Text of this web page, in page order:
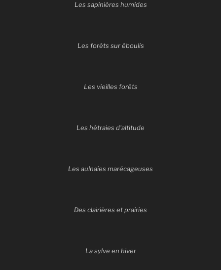
Les sapinières humides
Les forêts sur éboulis
Les vieilles forêts
Les hêtraies d'altitude
Les aulnaies marécageuses
Des clairières et prairies
La sylve en hiver